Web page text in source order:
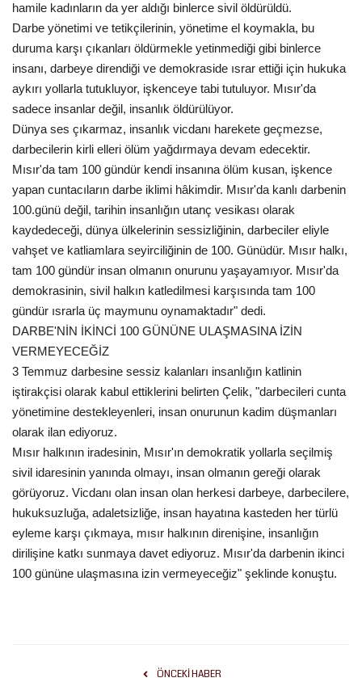
hamile kadınların da yer aldığı binlerce sivil öldürüldü.
Darbe yönetimi ve tetikçilerinin, yönetime el koymakla, bu
duruma karşı çıkanları öldürmekle yetinmediği gibi binlerce
insanı, darbeye direndiği ve demokraside ısrar ettiği için hukuka
aykırı yollarla tutukluyor, işkenceye tabi tutuluyor. Mısır'da
sadece insanlar değil, insanlık öldürülüyor.
Dünya ses çıkarmaz, insanlık vicdanı harekete geçmezse,
darbecilerin kirli elleri ölüm yağdırmaya devam edecektir.
Mısır'da tam 100 gündür kendi insanına ölüm kusan, işkence
yapan cuntacıların darbe iklimi hâkimdir. Mısır'da kanlı darbenin
100.günü değil, tarihin insanlığın utanç vesikası olarak
kaydedeceği, dünya ülkelerinin sessizliğinin, darbeciler eliyle
vahşet ve katliamlara seyirciliğinin de 100. Günüdür. Mısır halkı,
tam 100 gündür insan olmanın onurunu yaşayamıyor. Mısır'da
demokrasinin, sivil halkın katledilmesi karşısında tam 100
gündür ısrarla üç maymunu oynamaktadır" dedi.
DARBE'NİN İKİNCİ 100 GÜNÜNE ULAŞMASINA İZİN
VERMEYECEĞİZ
3 Temmuz darbesine sessiz kalanları insanlığın katlinin
iştirakçisi olarak kabul ettiklerini belirten Çelik, "darbecileri cunta
yönetimine destekleyenleri, insan onurunun kadim düşmanları
olarak ilan ediyoruz.
Mısır halkının iradesinin, Mısır'ın demokratik yollarla seçilmiş
sivil idaresinin yanında olmayı, insan olmanın gereği olarak
görüyoruz. Vicdanı olan insan olan herkesi darbeye, darbecilere,
hukuksuzluğa, adaletsizliğe, insan hayatına kasteden her türlü
eyleme karşı çıkmaya, mısır halkının direnişine, insanlığın
dirilişine katkı sunmaya davet ediyoruz. Mısır'da darbenin ikinci
100 gününe ulaşmasına izin vermeyeceğiz" şeklinde konuştu.
ÖNCEKI HABER